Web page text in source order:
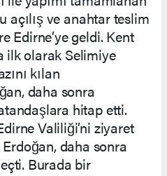
açılış ve anahtar teslim
Edirne’ye geldi. Kent
ilk olarak Selimiye
kılan
daha sonra
hitap etti.
Valiliği’ni ziyaret
daha sonra
Burada bir